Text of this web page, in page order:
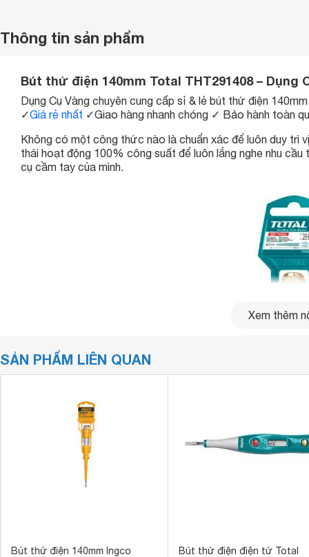
Thông tin sản phẩm
Bút thử điện 140mm Total THT291408 – Dụng
Dụng Cụ Vàng chuyên cung cấp sỉ & lẻ bút thử điện
✓Giá rẻ nhất ✓Giao hàng nhanh chóng ✓ Bảo hành toàn
Không có một công thức nào là chuẩn xác để luôn duy trì
thái hoạt động 100% công suất để luôn lắng nghe nhu
cụ cầm tay của mình.
Xem thêm
SẢN PHẨM LIÊN QUAN
Bút thử điện 140mm Ingco
Bút thử điện điện tử Total